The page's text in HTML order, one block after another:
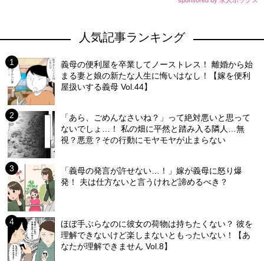
人気記事ランキング
義母の便利屋を卒業してノーストレス！ 離婚から始
まる妻と娘の新たな人生に悔いはなし！【嫁を便利
屋扱いする義母 Vol.44】
「あら、ごめんなさいね？」って絶対悪いと思って
ないでしょ…！ 私の畑に平然と踏み入る隣人…無
視？悪意？その行動にモヤモヤが止まらない
「義母の発言が許せない…！」嫁が義母に怒り爆
発！ 夫は仕方ないと言うけれど諦めるべき？
ほぼ手ぶらなのに彼女の荷物は持ちたくない？ 彼を
理解できないけど楽しまないともったいない！【あ
なたが理解できません Vol.8】